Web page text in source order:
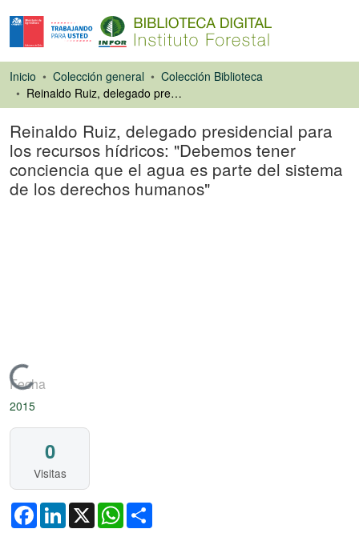
Inicio Colección general
Colección Biblioteca
Reinaldo Ruiz, delegado presidencial para los recursos hídricos: "Debemos tener conciencia que el agua es parte del sistema de los derechos humanos"
Reinaldo Ruiz, delegado presidencial para
los recursos hídricos: "Debemos tener
conciencia que el agua es parte del sistema
de los derechos humanos"
Cargando...
Fecha
2015
0
Visitas
FacebookLinkedIn
X WhatsApp